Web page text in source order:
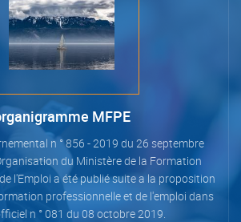
MFPE
n ° 856 - 2019 du 26 septembre
du Ministère de la Formation
l'Emploi a été publié suite a la proposition
professionnelle et de l'emploi dans
n ° 081 du 08 octobre 2019.